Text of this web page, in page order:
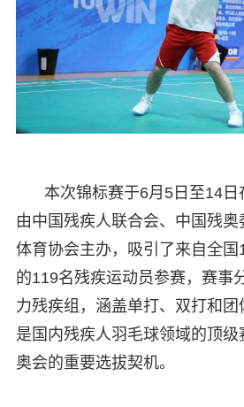
本次锦标赛于6月5日至14日
由中国残疾人联合会、中国残
体育协会主办，吸引了来自全国
的119名残疾运动员参赛，赛事
力残疾组，涵盖单打、双打和团
是国内残疾人羽毛球领域的顶
奥会的重要选拔契机。